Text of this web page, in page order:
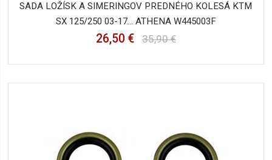
SADA LOŽÍSK A SIMERINGOV PREDNÉHO KOLESÁ KTM
SX 125/250 03-17... ATHENA W445003F
26,50 € 35,90 €